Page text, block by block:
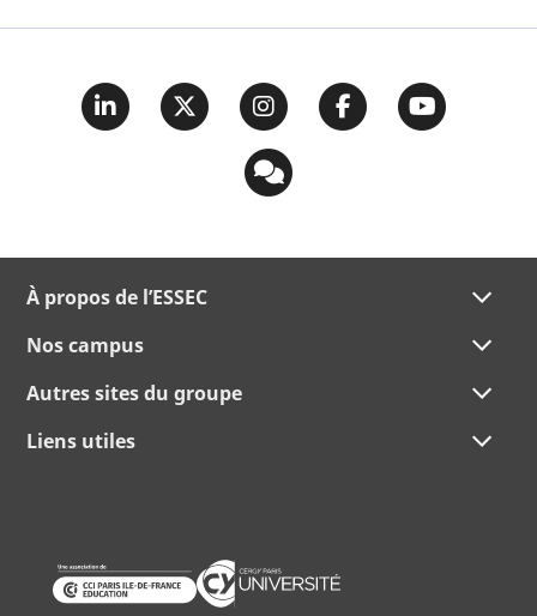
À propos de l’ESSEC
Nos campus
Autres sites du groupe
Liens utiles